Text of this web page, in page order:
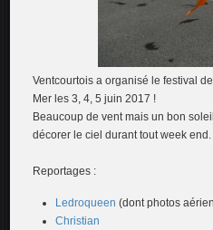
Ventcourtois a organisé le festival
Mer les 3, 4, 5 juin 2017 !
Beaucoup de vent mais un bon
décorer le ciel durant tout week end.
Reportages :
Ledroqueen (dont photos
Christian